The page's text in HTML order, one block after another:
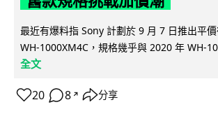
最近有爆料指 Sony 計劃於 9 月 7 日推出平
WH-1000XM4C，規格幾乎與 2020 年 WH-
全文
20 8 ↗ 分享